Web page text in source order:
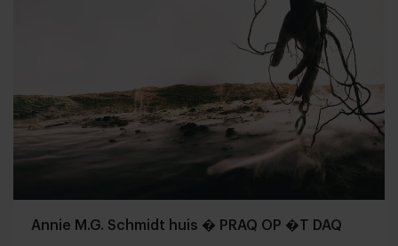
Annie M.G. Schmidt huis � PRAQ OP �T DAQ